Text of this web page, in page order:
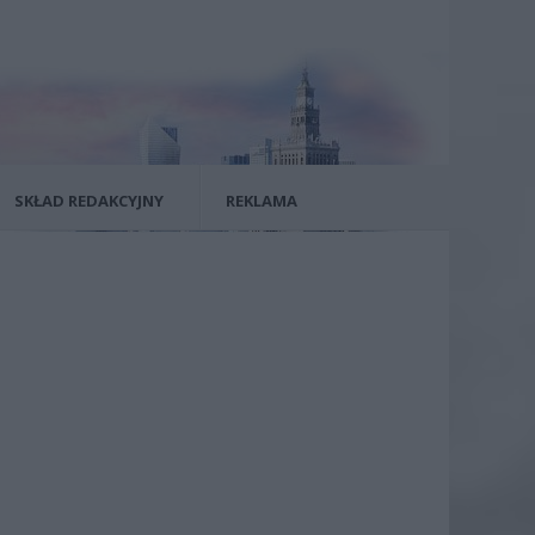
SKŁAD REDAKCYJNY REKLAMA